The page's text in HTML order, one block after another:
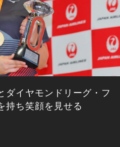
ダイヤモンドリーグ・フ
持ち笑顔を見せる